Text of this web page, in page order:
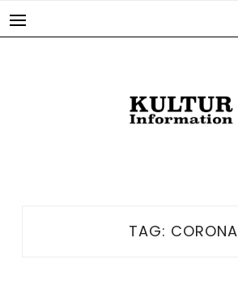
TAG: CORONA